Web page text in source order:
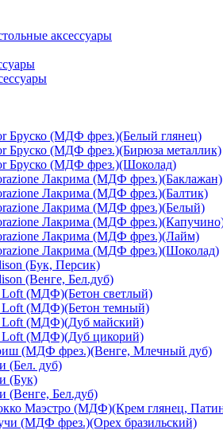
аксессуары
Бруско (МДФ фрез.)(Белый глянец)
Бруско (МДФ фрез.)(Бирюза металлик)
Бруско (МДФ фрез.)(Шоколад)
Лакрима (МДФ фрез.)(Баклажан)
Лакрима (МДФ фрез.)(Балтик)
Лакрима (МДФ фрез.)(Белый)
Лакрима (МДФ
Лакрима (МДФ фрез.)(Лайм)
Лакрима (МДФ фрез.)(Шоколад)
(Бук, Персик)
(Венге, Бел.дуб)
Loft (МДФ)(Бетон светлый)
Loft (МДФ)(Бетон темный)
Loft (МДФ)(Дуб майский)
Loft (МДФ)(Дуб цикорий)
(МДФ фрез.)(Венге, Млечный дуб)
(Бел. дуб)
(Бук)
(Венге, Бел.дуб)
Маэстро (МДФ)(Крем глянец,
(МДФ фрез.)(Орех бразильский)